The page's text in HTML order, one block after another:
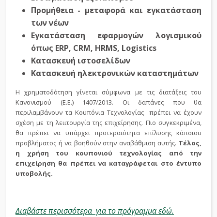
Προμήθεια - μεταφορά και εγκατάσταση
των νέων
Εγκατάσταση εφαρμογών λογισμικού
όπως ERP, CRM, HRMS, Logistics
Κατασκευή ιστοσελίδων
Κατασκευή ηλεκτρονικών καταστημάτων
Η χρηματοδότηση γίνεται σύμφωνα με τις διατάξεις του
Κανονισμού (Ε.Ε.) 1407/2013. Οι δαπάνες που θα
περιλαμβάνουν τα Κουπόνια Τεχνολογίας πρέπει να έχουν
σχέση με τη λειιτουργία της επιχείρησης. Πιο συγκεκριμένα,
θα πρέπει να υπάρχει προτεραιότητα επίλυσης κάποιου
προβλήματος ή να βοηθούν στην αναβάθμιση αυτής. Τέλος,
η χρήση του κουπονιού τεχνολογίας από την
επιχείρηση θα πρέπει να καταγράφεται στο έντυπο
υποβολής.
Διαβάστε περισσότερα για το πρόγραμμα εδώ.